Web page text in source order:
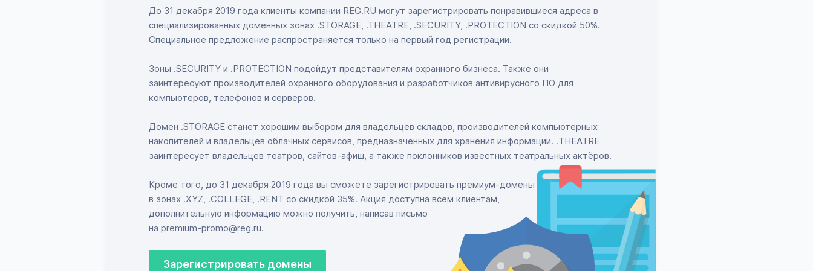
До 31 декабря 2019 года клиенты компании REG.RU могут зарегистрировать понравившиеся адреса в
специализированных доменных зонах .STORAGE, .THEATRE, .SECURITY, .PROTECTION со скидкой 50%.
Специальное предложение распространяется только на первый год регистрации.
Зоны .SECURITY и .PROTECTION подойдут представителям охранного бизнеса. Также они
заинтересуют производителей охранного оборудования и разработчиков антивирусного ПО для
компьютеров, телефонов и серверов.
Домен .STORAGE станет хорошим выбором для владельцев складов, производителей компьютерных
накопителей и владельцев облачных сервисов, предназначенных для хранения информации. .THEATRE
заинтересует владельцев театров, сайтов-афиш, а также поклонников известных театральных актёров.
Кроме того, до 31 декабря 2019 года вы сможете зарегистрировать премиум-домены
в зонах .XYZ, .COLLEGE, .RENT со скидкой 35%. Акция доступна всем клиентам,
дополнительную информацию можно получить, написав письмо
на premium-promo@reg.ru.
Зарегистрировать домены